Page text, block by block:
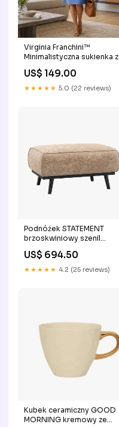
Virginia Franchini™
Minimalistyczna sukienka z
kieszeniami na co dzień
Rozmiar:L
US$ 149.00
★★★★★ 5.0 (22 reviews)
Podnóżek STATEMENT
brzoskwiniowy szenil
rdzawy
US$ 694.50
★★★★★ 4.2 (25 reviews)
Kubek ceramiczny GOOD
MORNING kremowy ze